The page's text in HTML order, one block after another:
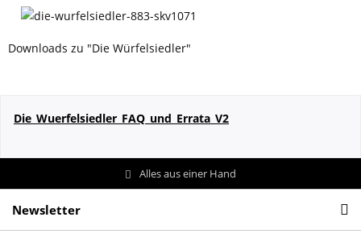
Downloads zu "Die Würfelsiedler"
Die_Wuerfelsiedler_FAQ_und_Errata_V2
Alles aus einer Hand
Newsletter